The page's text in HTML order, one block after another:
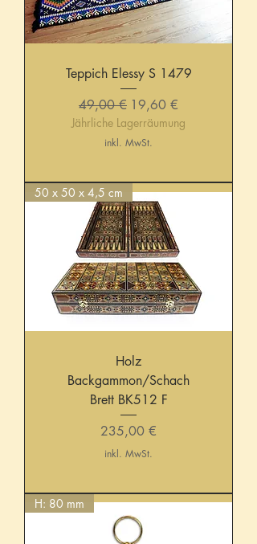
Teppich Elessy S 1479
Standardpreis
49,00 € Sale-Preis
19,60 €
Jährliche Lagerräumung
inkl. MwSt.
50 x 50 x 4,5 cm
Holz
Backgammon/Schach
Brett BK512 F
Preis
235,00 €
inkl. MwSt.
H: 80 mm